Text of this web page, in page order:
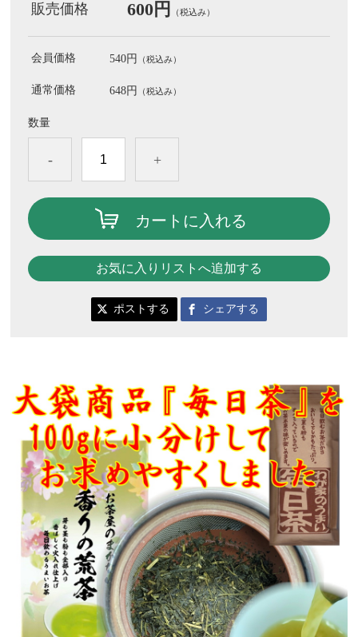
販売価格 600円 （税込み）
会員価格 540円 （税込み）
通常価格 648円 （税込み）
数量
- +
カートに入れる
お気に入りリストへ追加する
ポストする シェアする